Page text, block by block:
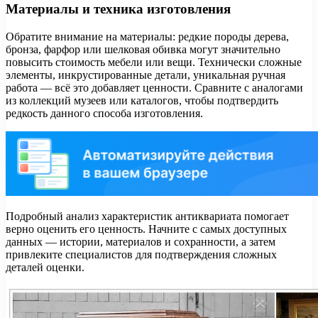
Материалы и техника изготовления
Обратите внимание на материалы: редкие породы дерева,
бронза, фарфор или шелковая обивка могут значительно
повысить стоимость мебели или вещи. Технически сложные
элементы, инкрустированные детали, уникальная ручная
работа — всё это добавляет ценности. Сравните с аналогами
из коллекций музеев или каталогов, чтобы подтвердить
редкость данного способа изготовления.
Подробный анализ характеристик антиквариата помогает
верно оценить его ценность. Начните с самых доступных
данных — истории, материалов и сохранности, а затем
привлеките специалистов для подтверждения сложных
деталей оценки.